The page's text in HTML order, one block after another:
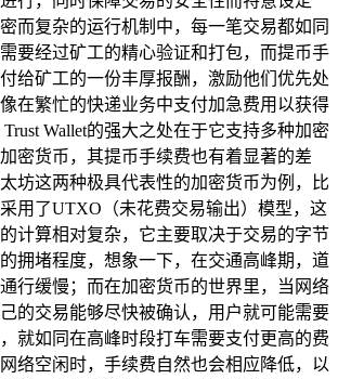
而复杂的运行机制中，每一笔交易都如同
要经过矿工的精心验证和打包，而提币手
给矿工的一份丰厚报酬，激励他们优先处
在繁忙的快递业务中支付加急费用以获得
Wallet的强大之处在于它支持多种加密
密货币，其提币手续费也有着显著的差
坊这两种极具代表性的加密货币为例，比
用了UTXO（未花费交易输出）模型，这
计算相对复杂，它主要取决于交易的字节
拥堵程度，想象一下，在交通高峰期，道
行缓慢；而在加密货币的世界里，当网络
的交易能够尽快被确认，用户就可能需要
就如同在高峰时段打车需要支付更高的费
络空闲时，手续费自然也会相应降低，以